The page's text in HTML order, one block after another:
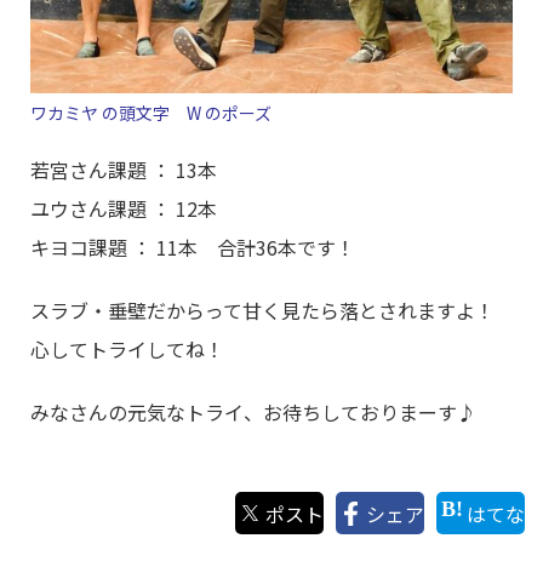
ワカミヤ の頭文字 W のポーズ
若宮さん課題 ： 13本
ユウさん課題 ： 12本
キヨコ課題 ： 11本 合計36本です！
スラブ・垂壁だからって甘く見たら落とされますよ！
心してトライしてね！
みなさんの元気なトライ、お待ちしておりまーす♪
ポスト シェア はてな